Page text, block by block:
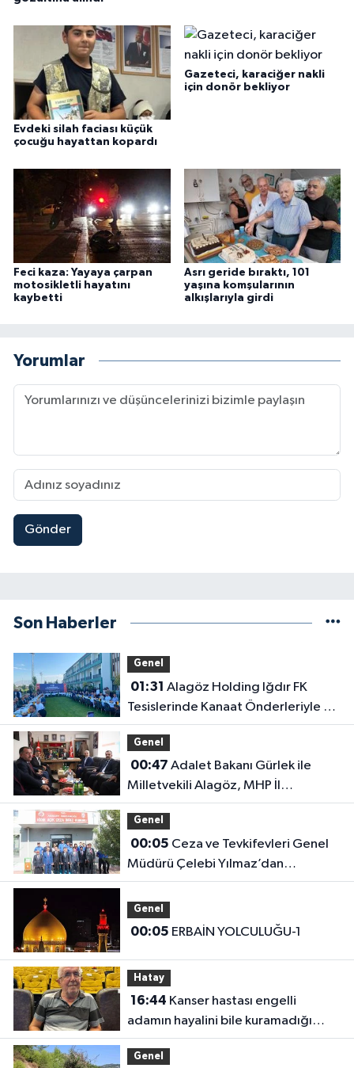
Evdeki silah faciası küçük
çocuğu hayattan kopardı
Gazeteci, karaciğer nakli
için donör bekliyor
Feci kaza: Yayaya çarpan
motosikletli hayatını
kaybetti
Asrı geride bıraktı, 101
yaşına komşularının
alkışlarıyla girdi
Yorumlar
Gönder
Son Haberler
Genel
01:31
Tesislerinde Kanaat Önderleriyle Bir
Araya Geldiler
Genel
00:47
Milletvekili Alagöz, MHP İl
Başkanlığını Ziyaret Etti
Genel
00:05
Müdürü Çelebi Yılmaz’dan
Iğdır’daki Kurumlara Ziyaret ve
Üretim İncelemesi
Genel
00:05 ERBAİN YOLCULUĞU-1
Hatay
16:44
adamın hayalini bile kuramadığı
evine kavuşunca döktüğü gözyaşı
duygulandırdı
Genel